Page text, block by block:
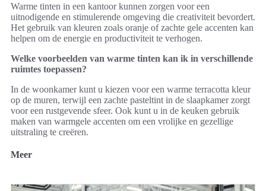
Warme tinten in een kantoor kunnen zorgen voor een
uitnodigende en stimulerende omgeving die creativiteit bevordert.
Het gebruik van kleuren zoals oranje of zachte gele accenten kan
helpen om de energie en productiviteit te verhogen.
Welke voorbeelden van warme tinten kan ik in verschillende
ruimtes toepassen?
In de woonkamer kunt u kiezen voor een warme terracotta kleur
op de muren, terwijl een zachte pasteltint in de slaapkamer zorgt
voor een rustgevende sfeer. Ook kunt u in de keuken gebruik
maken van warmgele accenten om een vrolijke en gezellige
uitstraling te creëren.
Meer